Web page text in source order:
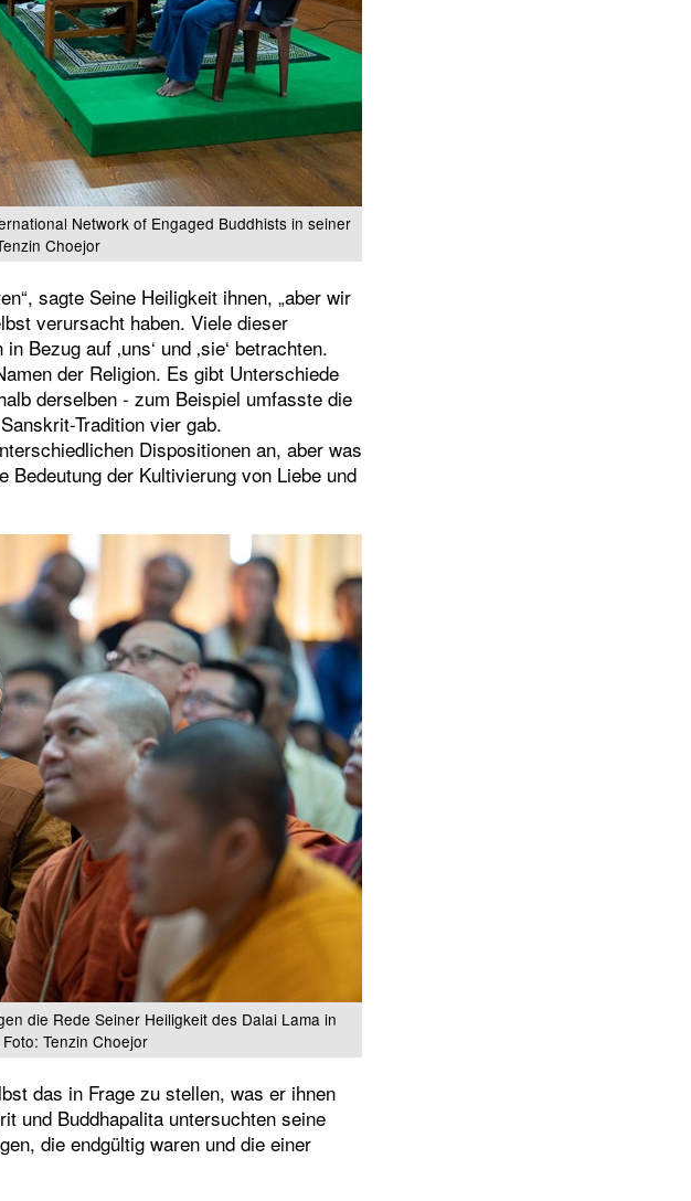
Network of Engaged Buddhists in seiner
Choejor
sagte Seine Heiligkeit ihnen, „aber wir
verursacht haben. Viele dieser
Bezug auf ‚uns‘ und ‚sie‘ betrachten.
der Religion. Es gibt Unterschiede
derselben - zum Beispiel umfasste die
Tradition vier gab.
Dispositionen an, aber was
der Kultivierung von Liebe und
die Rede Seiner Heiligkeit des Dalai Lama in
Tenzin Choejor
das in Frage zu stellen, was er ihnen
und Buddhapalita untersuchten seine
die endgültig waren und die einer